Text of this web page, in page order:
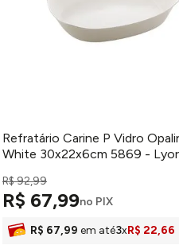
Refratário Carine P Vidro
White 30x22x6cm 5869 - Lyor
R$92,99
R$ 67,99no PIX
R$ 67,99 em até3xR$ 22,66